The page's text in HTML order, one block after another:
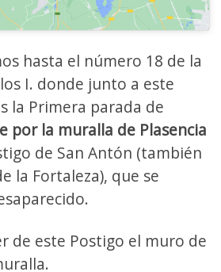
hasta el número 18 de la
I. donde junto a este
la Primera parada de
por la muralla de Plasencia
de San Antón (también
la Fortaleza), que se
de este Postigo el muro de